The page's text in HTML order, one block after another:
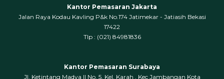
Kantor Pemasaran Jakarta
Jalan Raya Kodau Kavling P&k No.174 Jatimekar - Jatiasih Bekasi
17422
Tlp : (021) 84981836
Kantor Pemasaran Surabaya
Jl. Ketintang Madya II No. 5, Kel. Karah , Kec Jambangan Kota